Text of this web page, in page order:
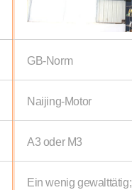
GB-Norm
Naijing-Motor
A3 oder M3
Ein wenig gewalttätig;